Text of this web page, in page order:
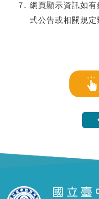
網頁顯示資訊如
式公告或相關規定